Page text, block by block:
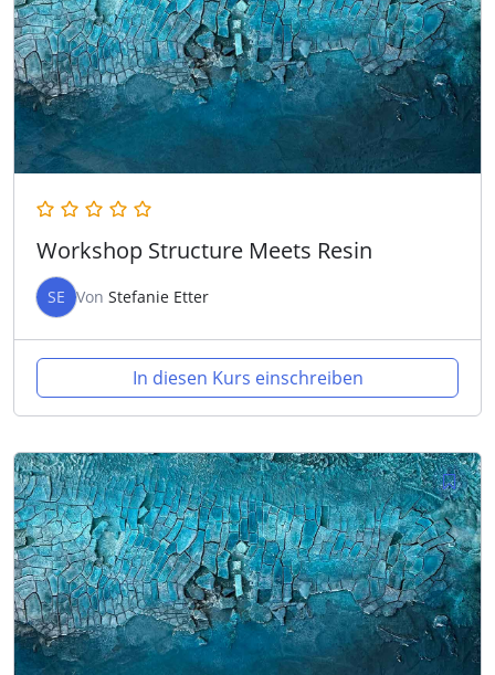
Workshop Structure Meets Resin
SE Von Stefanie Etter
In diesen Kurs einschreiben